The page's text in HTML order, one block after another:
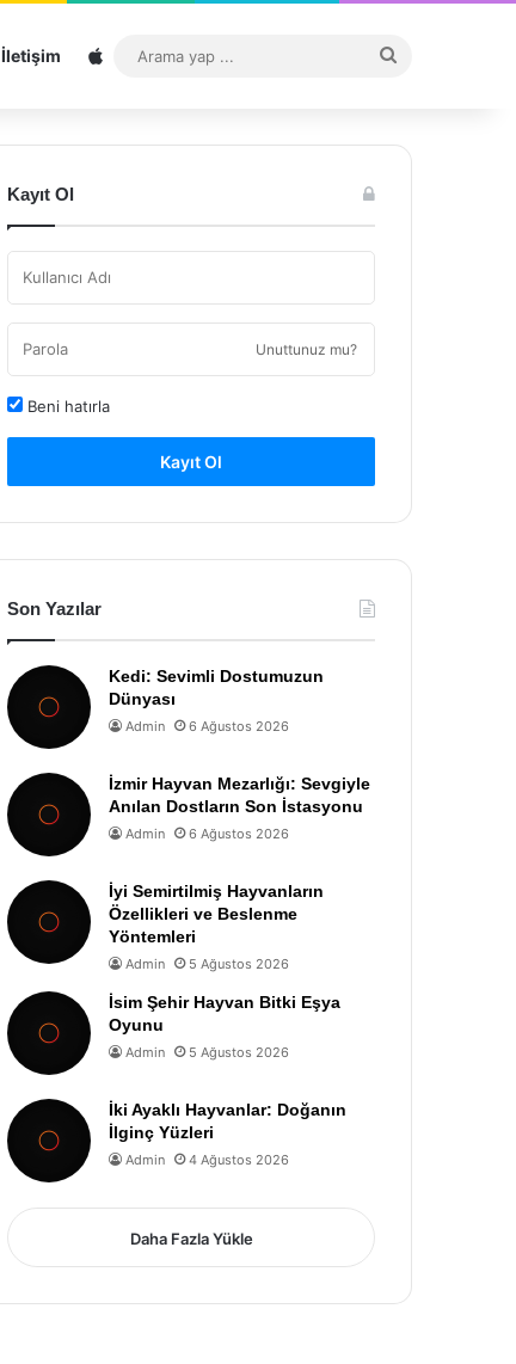
İletişim Sitemap
...
Kayıt Ol
Unuttunuz mu?
Beni hatırla
Kayıt Ol
Son Yazılar
Kedi: Sevimli Dostumuzun
Dünyası
Admin 6 Ağustos 2026
İzmir Hayvan Mezarlığı: Sevgiyle
Anılan Dostların Son İstasyonu
Admin 6 Ağustos 2026
İyi Semirtilmiş Hayvanların
Özellikleri ve Beslenme
Yöntemleri
Admin 5 Ağustos 2026
İsim Şehir Hayvan Bitki Eşya
Oyunu
Admin 5 Ağustos 2026
İki Ayaklı Hayvanlar: Doğanın
İlginç Yüzleri
Admin 4 Ağustos 2026
Daha Fazla Yükle